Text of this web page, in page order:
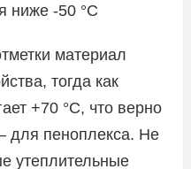
ниже -50 °С
материал
тогда как
+70 °С, что верно
для пеноплекса. Не
утеплительные